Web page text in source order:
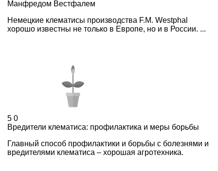
Манфредом Вестфалем
Немецкие клематисы производства F.M. Westphal
хорошо известны не только в Европе, но и в России. ...
5 0
Вредители клематиса: профилактика и меры борьбы
Главный способ профилактики и борьбы с болезнями и
вредителями клематиса – хорошая агротехника.